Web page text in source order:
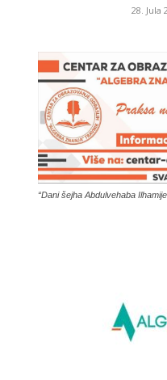
28. Jula
“Dani šejha Abdulvehaba